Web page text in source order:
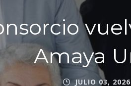
Amaya
JULIO 03, 2026